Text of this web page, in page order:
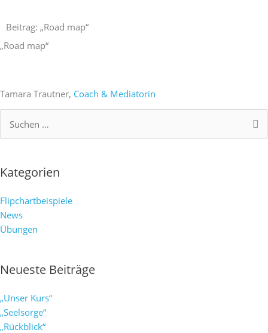
Inhalt
springen
Beitrag: „Road map“
„Road map“
Tamara Trautner, Coach & Mediatorin
Suchen
nach:
Kategorien
Flipchartbeispiele
News
Übungen
Neueste Beiträge
„Unser Kurs“
„Seelsorge“
„Rückblick“